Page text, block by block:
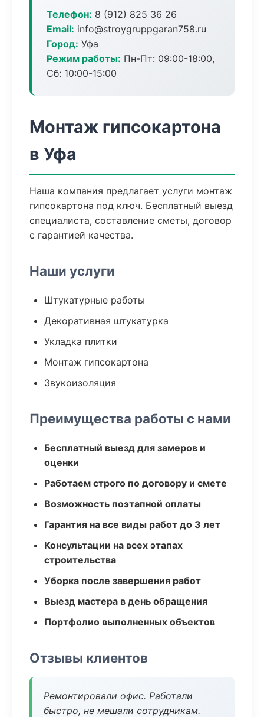
Телефон: 8 (912) 825 36 26
Email: info@stroygruppgaran758.ru
Город: Уфа
Режим работы: Пн-Пт: 09:00-18:00,
Сб: 10:00-15:00
Монтаж гипсокартона
в Уфа
Наша компания предлагает услуги монтаж
гипсокартона под ключ. Бесплатный выезд
специалиста, составление сметы, договор
с гарантией качества.
Наши услуги
Штукатурные работы
Декоративная штукатурка
Укладка плитки
Монтаж гипсокартона
Звукоизоляция
Преимущества работы с нами
Бесплатный выезд для замеров и
оценки
Работаем строго по договору и смете
Возможность поэтапной оплаты
Гарантия на все виды работ до 3 лет
Консультации на всех этапах
строительства
Уборка после завершения работ
Выезд мастера в день обращения
Портфолио выполненных объектов
Отзывы клиентов
Ремонтировали офис. Работали
быстро, не мешали сотрудникам.